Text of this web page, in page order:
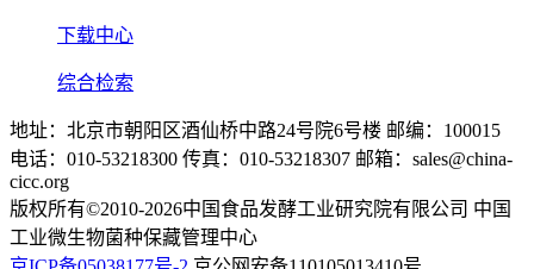
下载中心
综合检索
地址：北京市朝阳区酒仙桥中路24号院6号楼 邮编：100015
电话：010-53218300 传真：010-53218307 邮箱：sales@china-
cicc.org
版权所有©2010-2026中国食品发酵工业研究院有限公司 中国
工业微生物菌种保藏管理中心